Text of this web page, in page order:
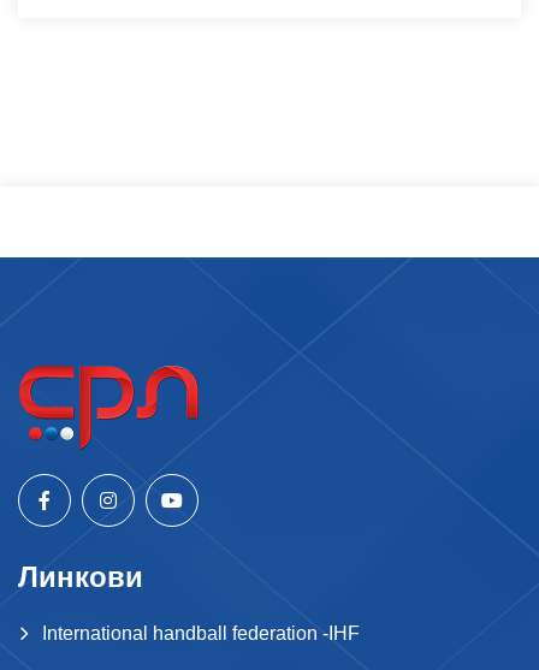
Линкови
International handball federation -IHF